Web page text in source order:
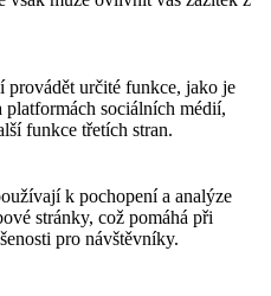
provádět určité funkce, jako je
sociálních médií,
funkce třetích stran.
k pochopení a analýze
stránky, což pomáhá při
pro návštěvníky.